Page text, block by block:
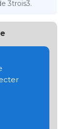
3trois3.